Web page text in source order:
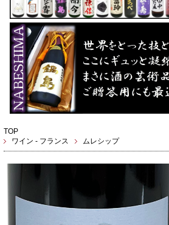
TOP
ワイン - フランス
ムレシップ